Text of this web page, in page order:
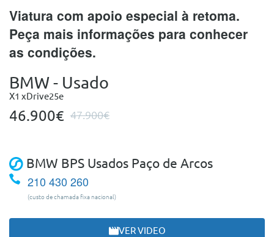
Viatura com apoio especial à retoma.
Peça mais informações para conhecer
as condições.
BMW - Usado
X1 xDrive25e
46.900€ 47.900€
BMW BPS Usados Paço de Arcos
210 430 260
(custo de chamada fixa nacional)
VER VIDEO